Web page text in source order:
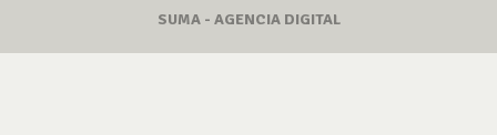
SUMA - AGENCIA DIGITAL